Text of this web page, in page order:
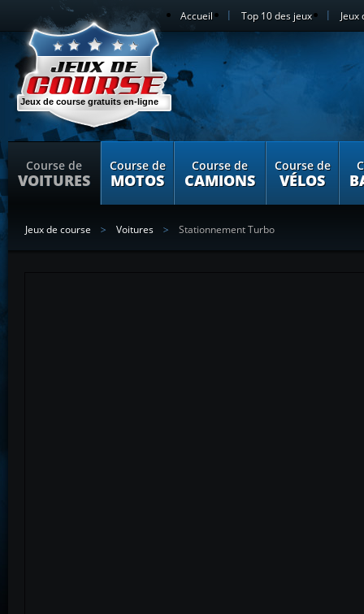
Accueil Top 10 des jeux Jeux
Jeux de course gratuits en-ligne
Course de
VOITURES
Course de
MOTOS
Course de
CAMIONS
Course de
VÉLOS
Jeux de course Voitures Stationnement Turbo